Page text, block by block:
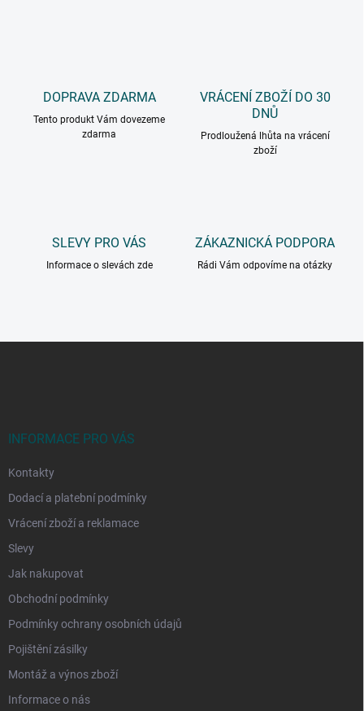
DOPRAVA ZDARMA
Tento produkt Vám dovezeme
zdarma
VRÁCENÍ ZBOŽÍ DO 30
DNŮ
Prodloužená lhůta na vrácení
zboží
SLEVY PRO VÁS
Informace o slevách zde
ZÁKAZNICKÁ PODPORA
Rádi Vám odpovíme na otázky
INFORMACE PRO VÁS
Kontakty
Dodací a platební podmínky
Vrácení zboží a reklamace
Slevy
Jak nakupovat
Obchodní podmínky
Podmínky ochrany osobních údajů
Pojištění zásilky
Montáž a výnos zboží
Informace o nás